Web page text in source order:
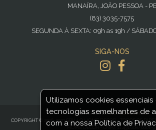
MANAÍRA, JOÃO PESSOA -
(83) 3035-7575
SEGUNDA À SEXTA: 09h as 19h /
SIGA-NOS
POWERED BYNOPCOMMERCE
COPYRIGHT © 2016-2021 GRILLO HOME DECOR - TODOS OS
HOME DECOR - CNPJ: 11.431.608/0001-
Utilizamos cookies essenciais
tecnologias semelhantes de
com a nossa Política de